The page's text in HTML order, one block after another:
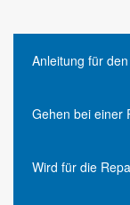
Anleitung für
Gehen bei einer
Wird für die